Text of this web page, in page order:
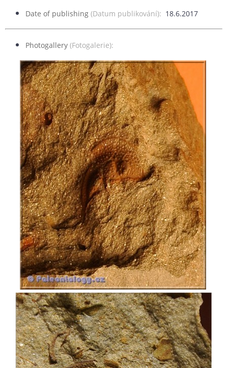
Date of publishing (Datum publikování): 18.6.2017
Photogallery (Fotogalerie):